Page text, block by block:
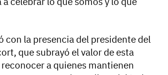
con la presencia del presidente del
que subrayó el valor de esta
a quienes mantienen